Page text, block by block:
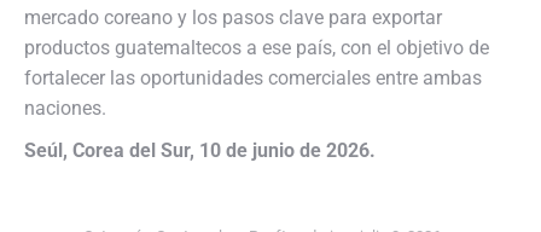
mercado coreano y los pasos clave para exportar
productos guatemaltecos a ese país, con el objetivo de
fortalecer las oportunidades comerciales entre ambas
naciones.
Seúl, Corea del Sur, 10 de junio de 2026.